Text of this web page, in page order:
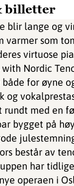
billetter
blir lange og
varmer som
virtuose
with Nordic
både for øyne
og
rundt med en
bygget på
består av
har
operaen i